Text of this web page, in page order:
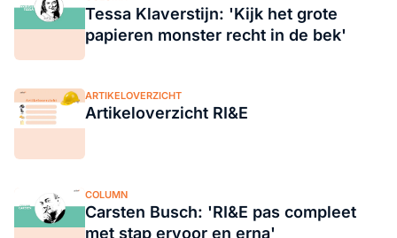
Tessa Klaverstijn: 'Kijk het grote
papieren monster recht in de bek'
ARTIKELOVERZICHT
Artikeloverzicht RI&E
COLUMN
Carsten Busch: 'RI&E pas compleet
met stap ervoor en erna'